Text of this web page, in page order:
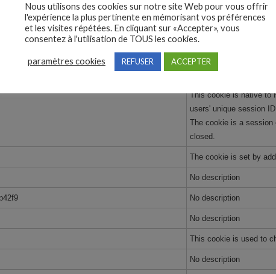
user consent for the
This cookie is used by
to implement or change
This cookie is set by
users sharing the
This cookie is native to
users' unique session
The cookie is a session
closed.
The cookie is set by
No description
No description
No description
This cookie is used to
No description
Nous utilisons des cookies sur notre site Web pour vous offrir
l'expérience la plus pertinente en mémorisant vos préférences
et les visites répétées. En cliquant sur «Accepter», vous
consentez à l'utilisation de TOUS les cookies.
paramètres cookies REFUSER ACCEPTER